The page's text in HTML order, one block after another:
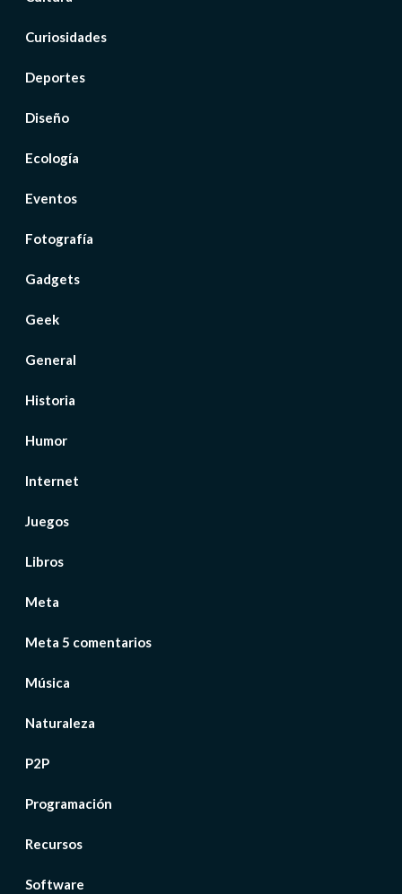
Curiosidades
Deportes
Diseño
Ecología
Eventos
Fotografía
Gadgets
Geek
General
Historia
Humor
Internet
Juegos
Libros
Meta
Meta 5 comentarios
Música
Naturaleza
P2P
Programación
Recursos
Software